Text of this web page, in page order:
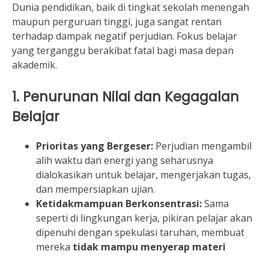
Dunia pendidikan, baik di tingkat sekolah menengah
maupun perguruan tinggi, juga sangat rentan
terhadap dampak negatif perjudian. Fokus belajar
yang terganggu berakibat fatal bagi masa depan
akademik.
1. Penurunan Nilai dan Kegagalan
Belajar
Prioritas yang Bergeser: Perjudian mengambil
alih waktu dan energi yang seharusnya
dialokasikan untuk belajar, mengerjakan tugas,
dan mempersiapkan ujian.
Ketidakmampuan Berkonsentrasi:Sama
seperti di lingkungan kerja, pikiran pelajar akan
dipenuhi dengan spekulasi taruhan, membuat
mereka tidak mampu menyerap materi